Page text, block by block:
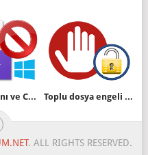
USB portlarını ve CD-DVDrom u engelleyin Toplu dosya engeli kaldırma yazılımı
. ALL RIGHTS RESERVED.